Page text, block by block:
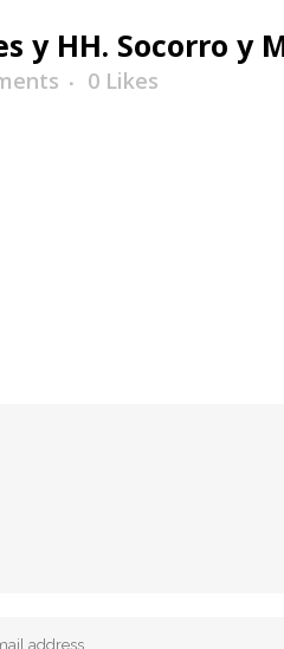
y HH. Socorro y
0 Likes